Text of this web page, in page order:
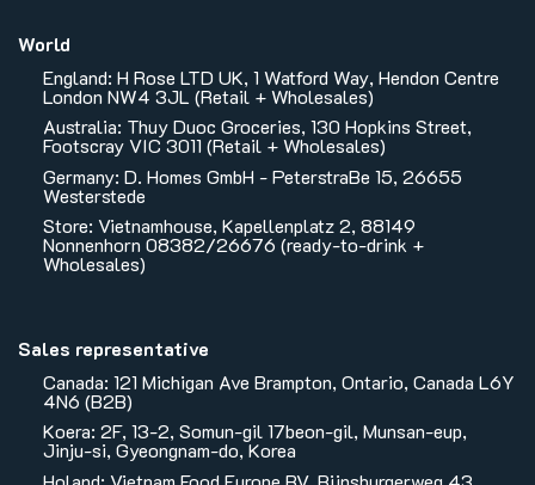
World
England: H Rose LTD UK, 1 Watford Way, Hendon Centre
London NW4 3JL (Retail + Wholesales)
Australia: Thuy Duoc Groceries, 130 Hopkins Street,
Footscray VIC 3011 (Retail + Wholesales)
Germany: D. Homes GmbH - PeterstraBe 15, 26655
Westerstede
Store: Vietnamhouse, Kapellenplatz 2, 88149
Nonnenhorn 08382/26676 (ready-to-drink +
Wholesales)
Sales representative
Canada: 121 Michigan Ave Brampton, Ontario, Canada L6Y
4N6 (B2B)
Koera: 2F, 13-2, Somun-gil 17beon-gil, Munsan-eup,
Jinju-si, Gyeongnam-do, Korea